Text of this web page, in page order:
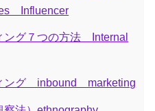
Influencer
ング７つの方法 Internal
ング inbound marketing